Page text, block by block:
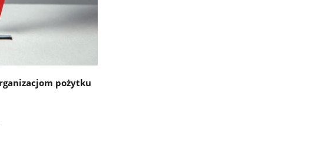
pożytku